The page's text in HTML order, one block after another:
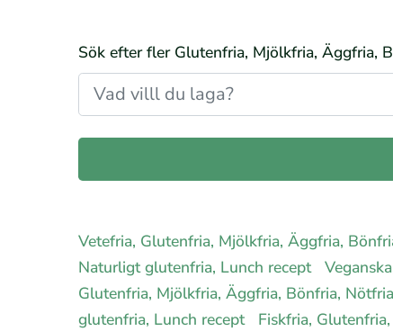
Sök efter fler Glutenfria, Mjölkfria, Äggfria,
Vetefria, Glutenfria, Mjölkfria, Äggfria,
Naturligt glutenfria, Lunch recept
Glutenfria, Mjölkfria, Äggfria, Bönfria,
glutenfria, Lunch recept
Fiskfria,